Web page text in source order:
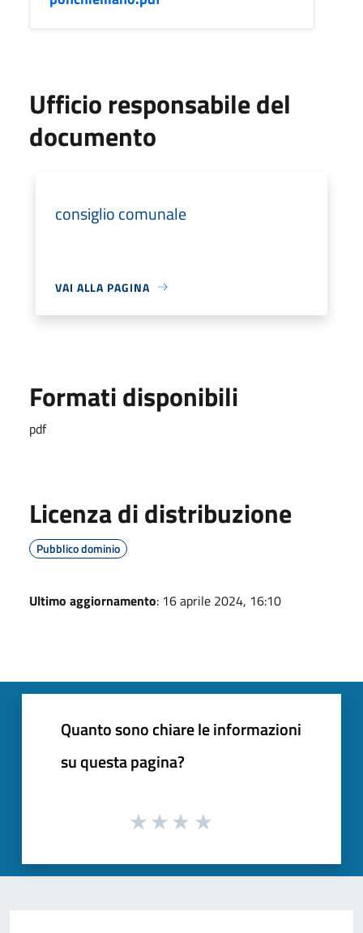
Ufficio responsabile del
documento
consiglio comunale
VAI ALLA PAGINA
Formati disponibili
pdf
Licenza di distribuzione
Pubblico dominio
Ultimo aggiornamento: 16 aprile 2024, 16:10
Quanto sono chiare le informazioni
su questa pagina?